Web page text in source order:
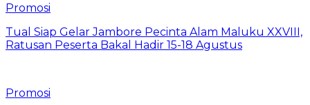
Promosi
Tual Siap Gelar Jambore Pecinta Alam Maluku XXVIII,
Ratusan Peserta Bakal Hadir 15-18 Agustus
Promosi